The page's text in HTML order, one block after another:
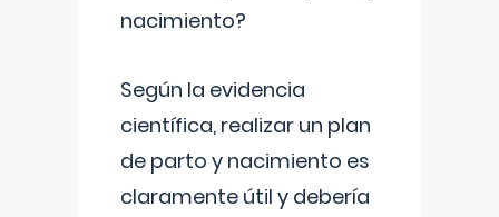
nacimiento?
Según la evidencia
científica, realizar un plan
de parto y nacimiento es
claramente útil y debería